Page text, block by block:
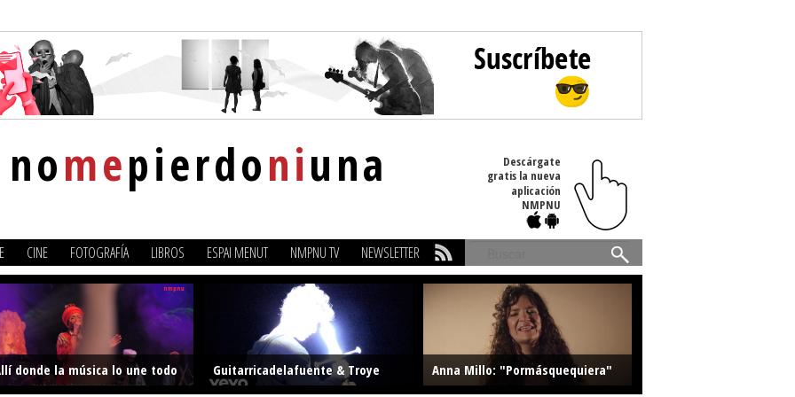
nomepierdoniuna
Descárgate
gratis la nueva
aplicación
NMPNU
CINE FOTOGRAFÍA LIBROS ESPAI MENUT NMPNU TV NEWSLETTER
Buscar
donde la música lo une todo
Guitarricadelafuente & Troye
Anna Millo: "Pormásquequiera"